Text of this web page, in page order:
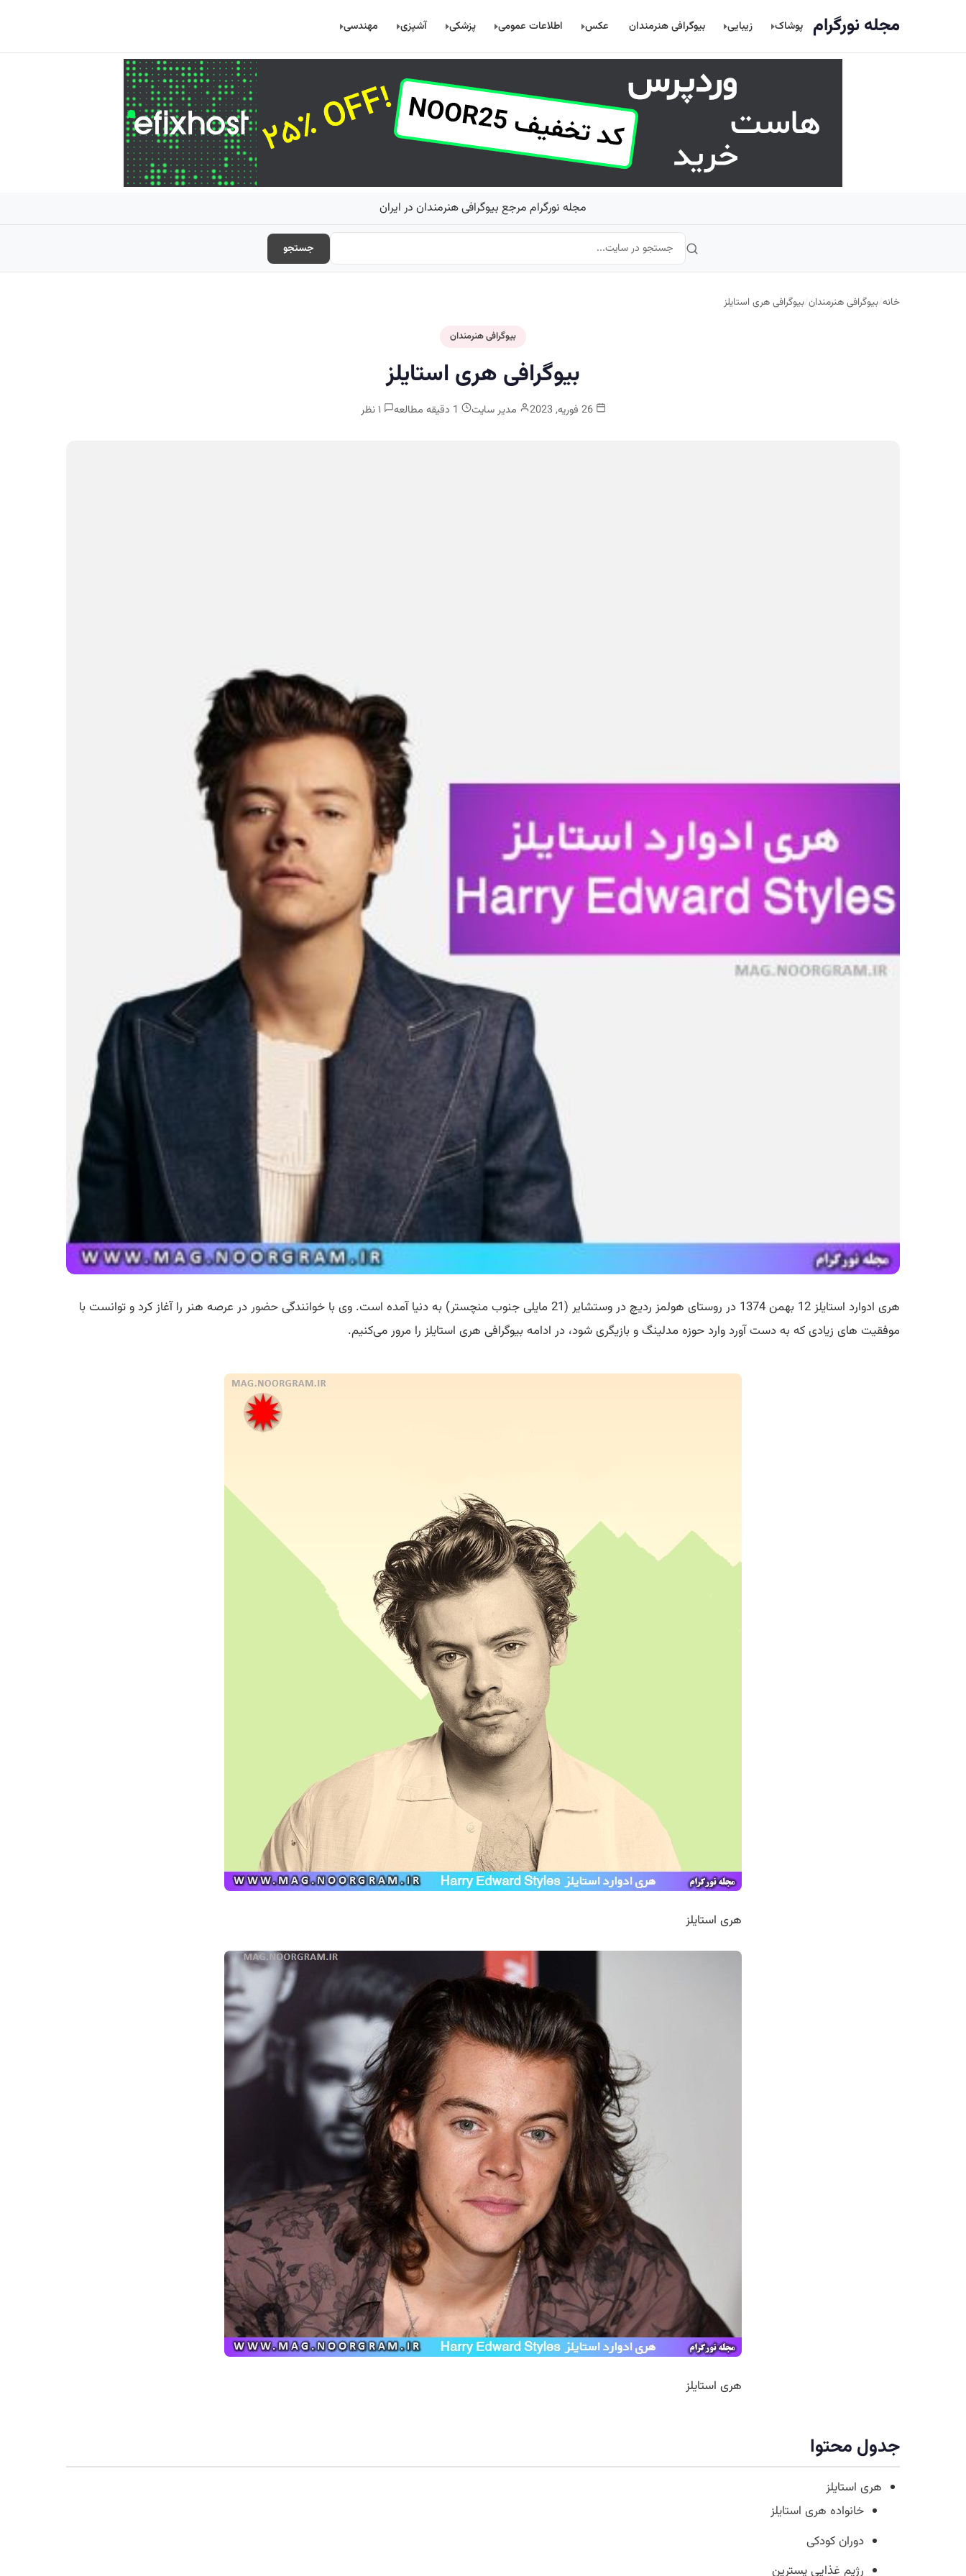
مجله نورگرام پوشاک زیبایی بیوگرافی هنرمندان عکس اطلاعات عمومی پزشکی آشپزی مهندسی
مجله نورگرام مرجع بیوگرافی هنرمندان در ایران
جستجو
خانه/بیوگرافی هنرمندان/بیوگرافی هری استایلز
بیوگرافی هنرمندان
بیوگرافی هری استایلز
26 فوریه, 2023 مدیر سایت
هری ادوارد استایلز 12 بهمن 1374 در روستای هولمز ردیچ در وستشایر (21 مایلی جنوب منچستر) به دنیا آمده است. وی با خوانندگی حضور در عرصه هنر را آغاز کرد و توانست با
موفقیت های زیادی که به دست آورد وارد حوزه مدلینگ و بازیگری شود، در ادامه بیوگرافی هری استایلز را مرور می‌کنیم.
هری استایلز
هری استایلز
جدول محتوا
هری استایلز
خانواده هری استایلز
دوران کودکی
رژیم غذایی پسترین